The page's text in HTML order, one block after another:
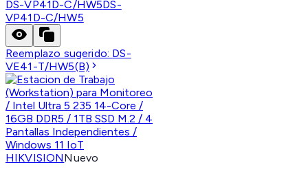
DS-VP41D-C/HW5DS-
VP41D-C/HW5
Reemplazo sugerido: DS-
VE41-T/HW5(B)
HIKVISIONNuevo